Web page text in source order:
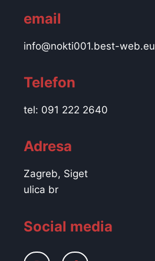
email
info@nokti001.best-web.eu
Telefon
tel: 091 222 2640
Adresa
Zagreb, Siget
ulica br
Social media